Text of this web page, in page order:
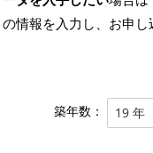
の情報を入力し、お申し
築年数： 19 年